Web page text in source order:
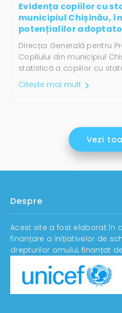
Evidența copiilor cu
municipiul Chișinău,
potențialilor
Direcția Generală pentru
Copilului din municipiul
statistică a copiilor cu
Citește mai mult
Vezi
Despre
Acest site a fost elaborat în
finanțare a inițiativelor de
drepturilor omului, finanțat de